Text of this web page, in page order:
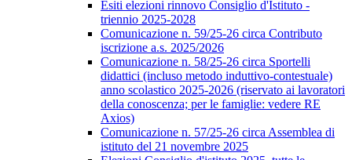
Esiti elezioni rinnovo Consiglio d'Istituto -
triennio 2025-2028
Comunicazione n. 59/25-26 circa Contributo
iscrizione a.s. 2025/2026
Comunicazione n. 58/25-26 circa Sportelli
didattici (incluso metodo induttivo-contestuale)
anno scolastico 2025-2026 (riservato ai lavoratori
della conoscenza; per le famiglie: vedere RE
Axios)
Comunicazione n. 57/25-26 circa Assemblea di
istituto del 21 novembre 2025